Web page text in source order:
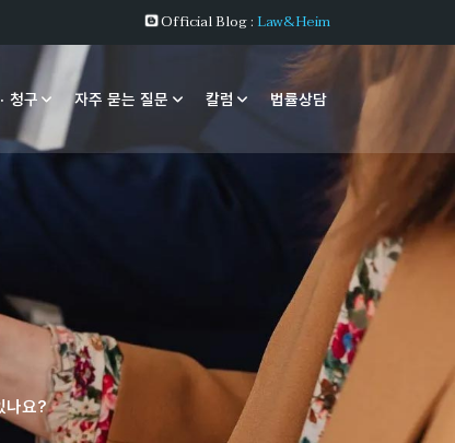
Official Blog : Law&Heim
청구 자주 묻는 질문 칼럼 법률상담
나요?